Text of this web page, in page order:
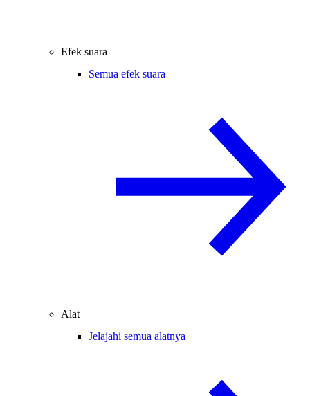
Efek suara
Semua efek suara
Alat
Jelajahi semua alatnya